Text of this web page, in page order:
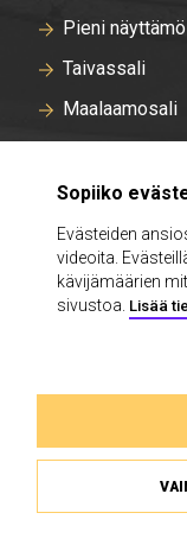
Pieni näyttämö
Taivassali
Maalaamosali
Yhteisöt ja
Lapset, nuoret
Keskustelut,
Tutustu
Sopiiko
Evästeiden
videoita.
kävijämäärien
sivustoa. Lisää